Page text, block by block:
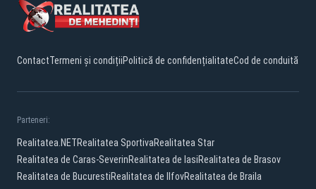
ContactTermeni și condițiiPolitică de confidențialitateCod de conduită
Parteneri:
Realitatea.NETRealitatea SportivaRealitatea Star
Realitatea de Caras-SeverinRealitatea de IasiRealitatea de Brasov
Realitatea de BucurestiRealitatea de IlfovRealitatea de Braila